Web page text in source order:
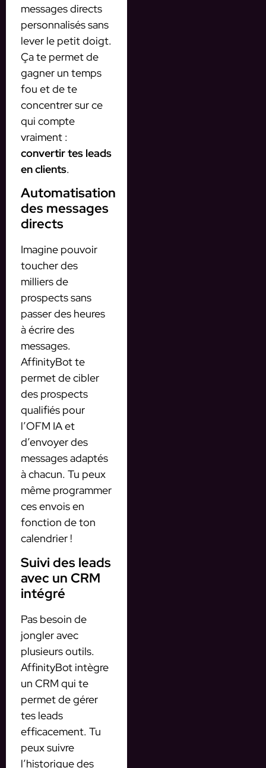
messages directs
personnalisés sans
lever le petit doigt.
Ça te permet de
gagner un temps
fou et de te
concentrer sur ce
qui compte
vraiment :
convertir tes leads
en clients.
Automatisation
des messages
directs
Imagine pouvoir
toucher des
milliers de
prospects sans
passer des heures
à écrire des
messages.
AffinityBot te
permet de cibler
des prospects
qualifiés pour
l’OFM IA et
d’envoyer des
messages adaptés
à chacun. Tu peux
même programmer
ces envois en
fonction de ton
calendrier !
Suivi des leads
avec un CRM
intégré
Pas besoin de
jongler avec
plusieurs outils.
AffinityBot intègre
un CRM qui te
permet de gérer
tes leads
efficacement. Tu
peux suivre
l’historique des